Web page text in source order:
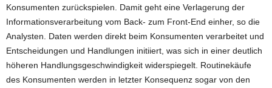
Konsumenten zurückspielen. Damit geht eine Verlagerung der
Informationsverarbeitung vom Back- zum Front-End einher, so die
Analysten. Daten werden direkt beim Konsumenten verarbeitet und
Entscheidungen und Handlungen initiiert, was sich in einer deutlich
höheren Handlungsgeschwindigkeit widerspiegelt. Routinekäufe
des Konsumenten werden in letzter Konsequenz sogar von den